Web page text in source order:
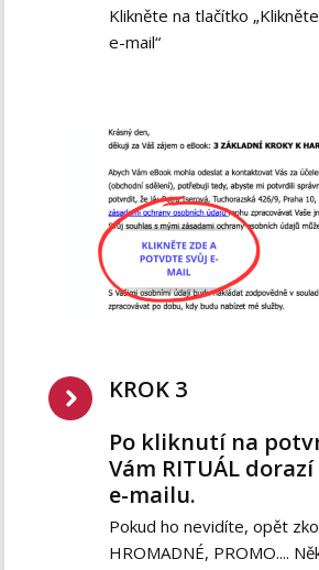
Klikněte na tlačítko
e-mail“
KROK 3
Po kliknutí na
Vám RITUÁL
e-mailu.
Pokud ho nevidíte, opět
HROMADNÉ, PROMO....